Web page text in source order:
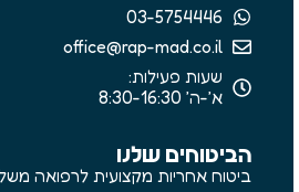
03-5754446
office@rap-mad.co.il
שעות פעילות:
א׳-ה׳ 8:30-16:30
הביטוחים שלנו
ביטוח אחריות מקצועית לרפואה